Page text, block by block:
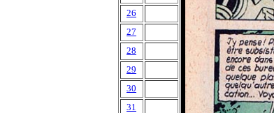
26
27
28
29
30
31